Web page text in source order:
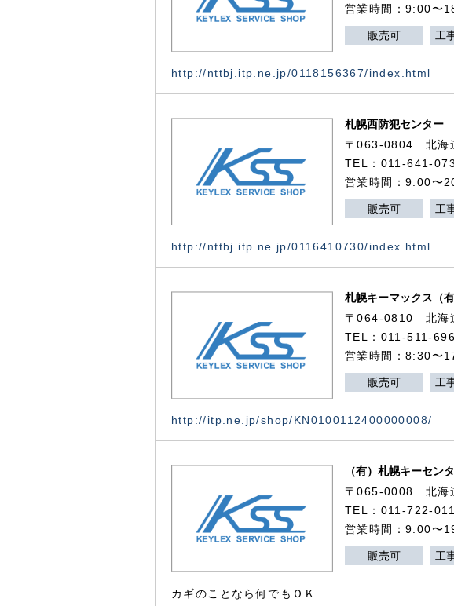
営業時間：9:00〜
販売可 工
http://nttbj.itp.ne.jp/0118156367/index.html
札幌西防犯センター
〒063-0804 北海
TEL：011-641-
営業時間：9:00〜
販売可 工
http://nttbj.itp.ne.jp/0116410730/index.html
札幌キーマックス（有
〒064-0810 北海
TEL：011-511-
営業時間：8:30〜
販売可 工
http://itp.ne.jp/shop/KN0100112400000008/
（有）札幌キーセン
〒065-0008 北海
TEL：011-722-
営業時間：9:00〜
販売可 工
カギのことなら何でもＯＫ